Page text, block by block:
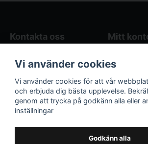
Kontakta oss
Butikens öppettider
Kontakta oss
Mitt
Registrera
Följ oss på sociala
medier!
Våra
Vi använder cookies
Vi använder cookies för att vår
och erbjuda dig bästa upplevelse.
genom att trycka på godkänn alla eller
inställningar
Godkänn alla